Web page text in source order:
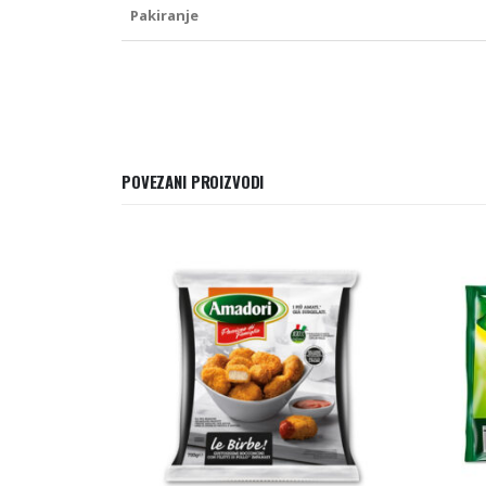
Pakiranje
POVEZANI PROIZVODI